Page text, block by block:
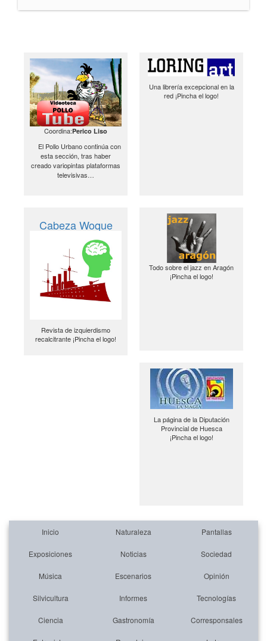
Coordina:Perico Liso
El Pollo Urbano continúa con
esta sección, tras haber
creado variopintas plataformas
televisivas…
Una librería excepcional en la
red ¡Pincha el logo!
Cabeza Woque
Revista de izquierdismo
recalcitrante ¡Pincha el logo!
Todo sobre el jazz en Aragón
¡Pincha el logo!
La página de la Diputación
Provincial de Huesca
¡Pincha el logo!
Inicio Naturaleza Pantallas
Exposiciones Noticias Sociedad
Música Escenarios Opinión
Silvicultura Informes Tecnologías
Ciencia Gastronomía Corresponsales